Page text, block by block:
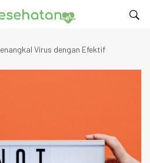
Virus dengan Efektif